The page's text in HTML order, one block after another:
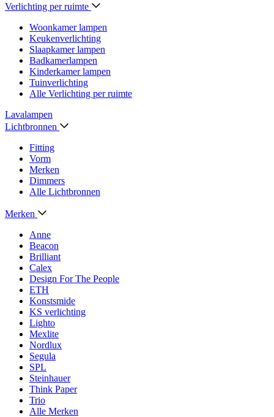
Verlichting per ruimte
Woonkamer lampen
Keukenverlichting
Slaapkamer lampen
Badkamerlampen
Kinderkamer lampen
Tuinverlichting
Alle Verlichting per ruimte
Lavalampen
Lichtbronnen
Fitting
Vorm
Merken
Dimmers
Alle Lichtbronnen
Merken
Anne
Beacon
Brilliant
Calex
Design For The People
ETH
Konstsmide
KS verlichting
Lighto
Mexlite
Nordlux
Segula
SPL
Steinhauer
Think Paper
Trio
Alle Merken